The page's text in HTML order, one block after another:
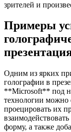
зрителей и
Примеры
Одним из ярких
голографии в
**Microsoft** под
технологии можно
проецировать их
форму, а также